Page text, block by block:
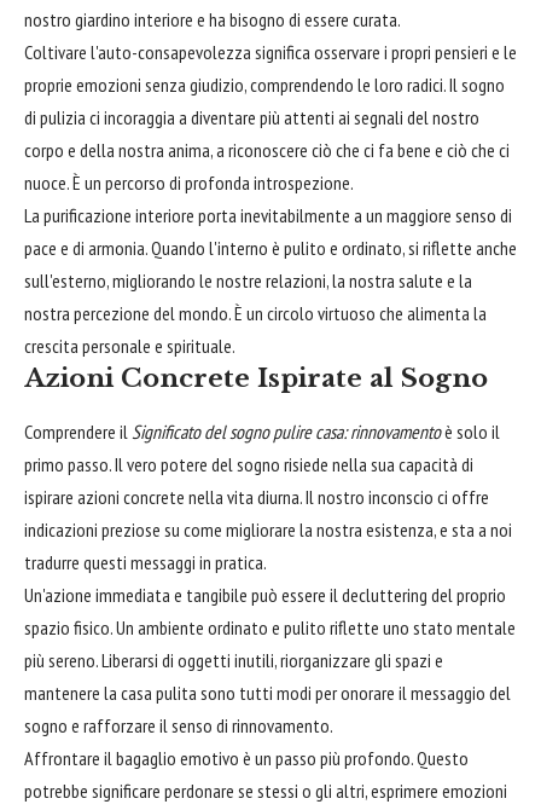
nostro giardino interiore e ha bisogno di essere curata.
Coltivare l'auto-consapevolezza significa osservare i propri pensieri e le
proprie emozioni senza giudizio, comprendendo le loro radici. Il sogno
di pulizia ci incoraggia a diventare più attenti ai segnali del nostro
corpo e della nostra anima, a riconoscere ciò che ci fa bene e ciò che ci
nuoce. È un percorso di profonda introspezione.
La purificazione interiore porta inevitabilmente a un maggiore senso di
pace e di armonia. Quando l'interno è pulito e ordinato, si riflette anche
sull'esterno, migliorando le nostre relazioni, la nostra salute e la
nostra percezione del mondo. È un circolo virtuoso che alimenta la
crescita personale e spirituale.
Azioni Concrete Ispirate al Sogno
Comprendere ilSignificato del sogno pulire casa: rinnovamentoè solo il
primo passo. Il vero potere del sogno risiede nella sua capacità di
ispirare azioni concrete nella vita diurna. Il nostro inconscio ci offre
indicazioni preziose su come migliorare la nostra esistenza, e sta a noi
tradurre questi messaggi in pratica.
Un'azione immediata e tangibile può essere il decluttering del proprio
spazio fisico. Un ambiente ordinato e pulito riflette uno stato mentale
più sereno. Liberarsi di oggetti inutili, riorganizzare gli spazi e
mantenere la casa pulita sono tutti modi per onorare il messaggio del
sogno e rafforzare il senso di rinnovamento.
Affrontare il bagaglio emotivo è un passo più profondo. Questo
potrebbe significare perdonare se stessi o gli altri, esprimere emozioni